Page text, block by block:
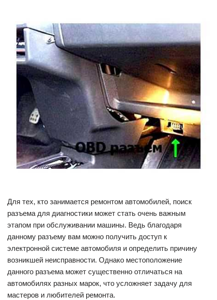
Для тех, кто занимается ремонтом автомобилей, поиск
разъема для диагностики может стать очень важным
этапом при обслуживании машины. Ведь благодаря
данному разъему вам можно получить доступ к
электронной системе автомобиля и определить причину
возникшей неисправности. Однако местоположение
данного разъема может существенно отличаться на
автомобилях разных марок, что усложняет задачу для
мастеров и любителей ремонта.